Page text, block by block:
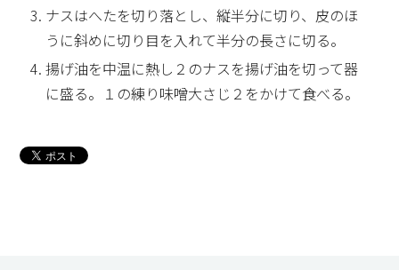
ナスはへたを切り落とし、縦半分に切り、皮のほ
うに斜めに切り目を入れて半分の長さに切る。
揚げ油を中温に熱し２のナスを揚げ油を切って器
に盛る。１の練り味噌大さじ２をかけて食べる。